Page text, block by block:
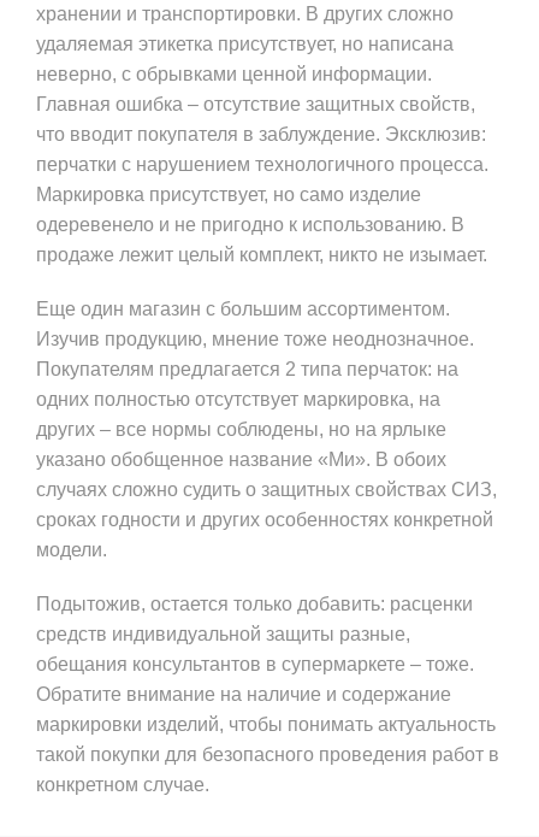
хранении и транспортировки. В других сложно
удаляемая этикетка присутствует, но написана
неверно, с обрывками ценной информации.
Главная ошибка – отсутствие защитных свойств,
что вводит покупателя в заблуждение. Эксклюзив:
перчатки с нарушением технологичного процесса.
Маркировка присутствует, но само изделие
одеревенело и не пригодно к использованию. В
продаже лежит целый комплект, никто не изымает.
Еще один магазин с большим ассортиментом.
Изучив продукцию, мнение тоже неоднозначное.
Покупателям предлагается 2 типа перчаток: на
одних полностью отсутствует маркировка, на
других – все нормы соблюдены, но на ярлыке
указано обобщенное название «Ми». В обоих
случаях сложно судить о защитных свойствах СИЗ,
сроках годности и других особенностях конкретной
модели.
Подытожив, остается только добавить: расценки
средств индивидуальной защиты разные,
обещания консультантов в супермаркете – тоже.
Обратите внимание на наличие и содержание
маркировки изделий, чтобы понимать актуальность
такой покупки для безопасного проведения работ в
конкретном случае.